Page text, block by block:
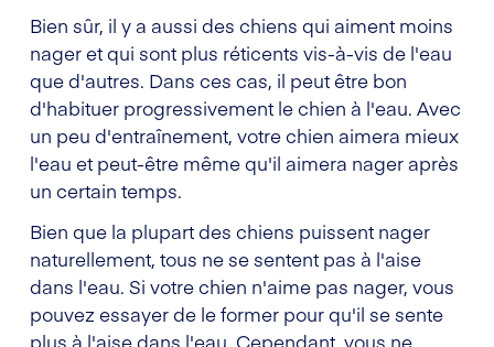
Bien sûr, il y a aussi des chiens qui aiment moins
nager et qui sont plus réticents vis-à-vis de l'eau
que d'autres. Dans ces cas, il peut être bon
d'habituer progressivement le chien à l'eau. Avec
un peu d'entraînement, votre chien aimera mieux
l'eau et peut-être même qu'il aimera nager après
un certain temps.
Bien que la plupart des chiens puissent nager
naturellement, tous ne se sentent pas à l'aise
dans l'eau. Si votre chien n'aime pas nager, vous
pouvez essayer de le former pour qu'il se sente